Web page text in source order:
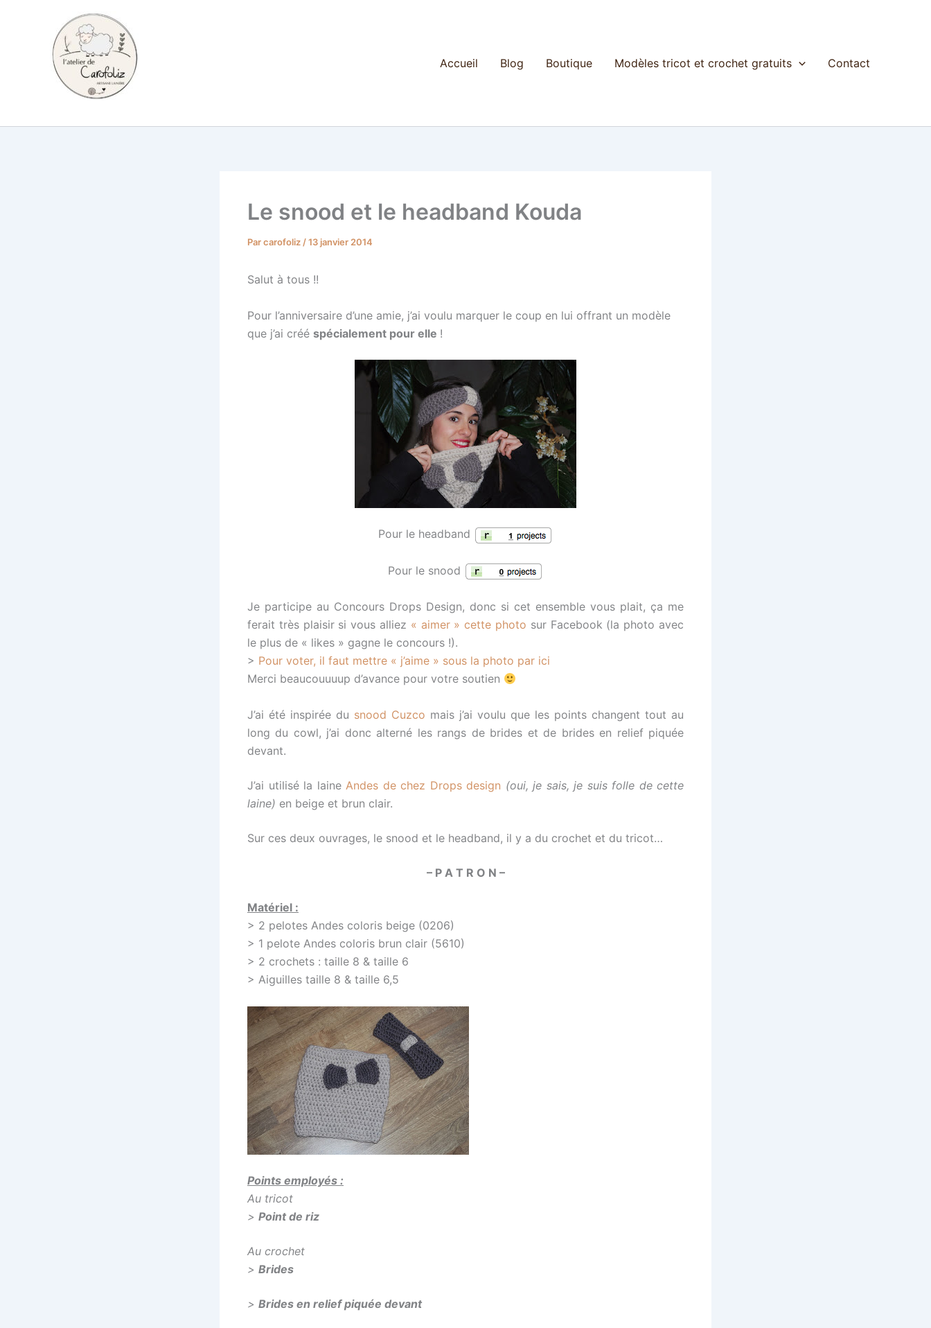
Accueil Blog Boutique Modèles tricot et crochet gratuits Contact
Le snood et le headband Kouda
Parcarofoliz /13 janvier 2014
Salut à tous !!
Pour l’anniversaire d’une amie, j’ai voulu marquer le coup en lui offrant un modèle
que j’ai créé spécialement pour elle !
Pour le headband
Pour le snood
Je participe au Concours Drops Design, donc si cet ensemble vous plait, ça me
ferait très plaisir si vous alliez « aimer » cette photo sur Facebook (la photo avec
le plus de « likes » gagne le concours !).
> Pour voter, il faut mettre « j’aime » sous la photo par ici
Merci beaucouuuup d’avance pour votre soutien
J’ai été inspirée du snood Cuzco mais j’ai voulu que les points changent tout au
long du cowl, j’ai donc alterné les rangs de brides et de brides en relief piquée
devant.
J’ai utilisé la laine Andes de chez Drops design (oui, je sais, je suis folle de cette
laine) en beige et brun clair.
Sur ces deux ouvrages, le snood et le headband, il y a du crochet et du tricot…
– P A T R O N –
Matériel :
> 2 pelotes Andes coloris beige (0206)
> 1 pelote Andes coloris brun clair (5610)
> 2 crochets : taille 8 & taille 6
> Aiguilles taille 8 & taille 6,5
Points employés :
Au tricot
> Point de riz
Au crochet
> Brides
> Brides en relief piquée devant